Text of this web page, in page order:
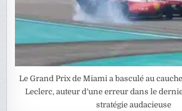
Le Grand Prix de Miami a basculé au
Leclerc, auteur d’une erreur dans le
stratégie audacieuse